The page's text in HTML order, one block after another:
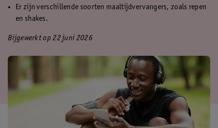
Er zijn verschillende soorten maaltijdvervangers, zoals repen
en shakes.
Bijgewerkt op 22 juni 2026